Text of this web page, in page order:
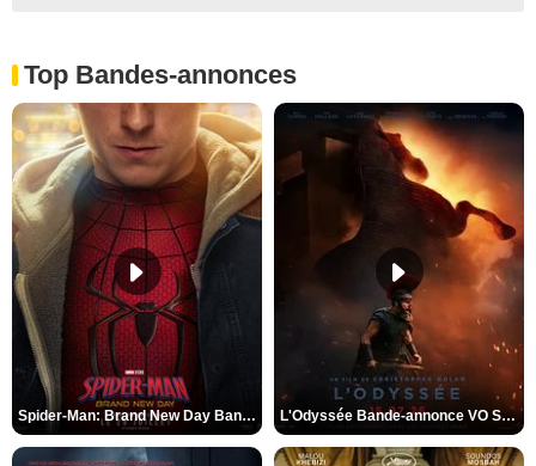
Top Bandes-annonces
Spider-Man: Brand New Day Bande-annonce VO STFR L'Odyssée Bande-annonce VO STFR